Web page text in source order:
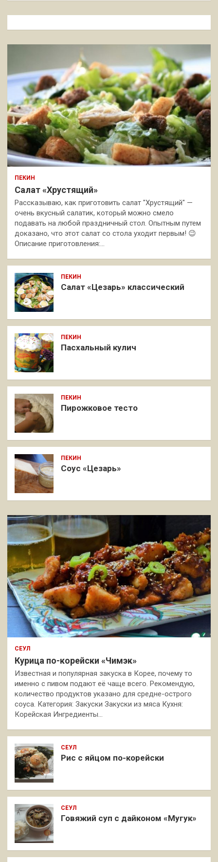
к
ПЕКИН
Салат «Хрустящий»
Рассказываю, как приготовить салат "Хрустящий" —
очень вкусный салатик, который можно смело
подавать на любой праздничный стол. Опытным путем
доказано, что этот салат со стола уходит первым! 😉
Описание приготовления:…
ПЕКИН
Салат «Цезарь» классический
ПЕКИН
Пасхальный кулич
ПЕКИН
Пирожковое тесто
ПЕКИН
Соус «Цезарь»
СЕУЛ
Курица по-корейски «Чимэк»
Известная и популярная закуска в Корее, почему то
именно с пивом подают её чаще всего. Рекомендую,
количество продуктов указано для средне-острого
соуса. Категория: Закуски Закуски из мяса Кухня:
Корейская Ингредиенты…
СЕУЛ
Рис с яйцом по-корейски
СЕУЛ
Говяжий суп с дайконом «Мугук»